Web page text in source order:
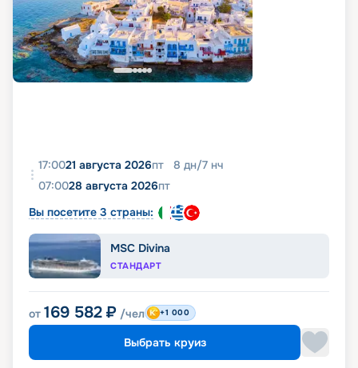
17:0021 августа 2026пт 8 дн/7 нч
07:0028 августа 2026пт
Вы посетите 3 страны:
MSC Divina
СТАНДАРТ
от 169 582 ₽ /чел +1 000
Выбрать круиз